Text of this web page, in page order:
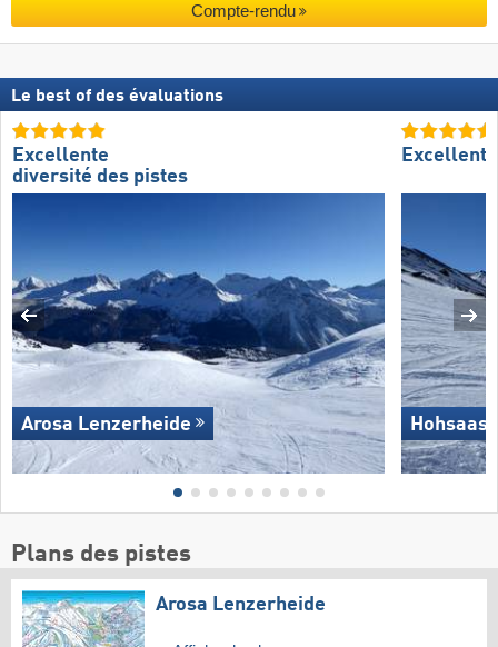
Compte-rendu
Le best of des évaluations
Excellente
diversité des pistes
Arosa Lenzerheide
Excellent
Hohsaas
Plans des pistes
Arosa Lenzerheide